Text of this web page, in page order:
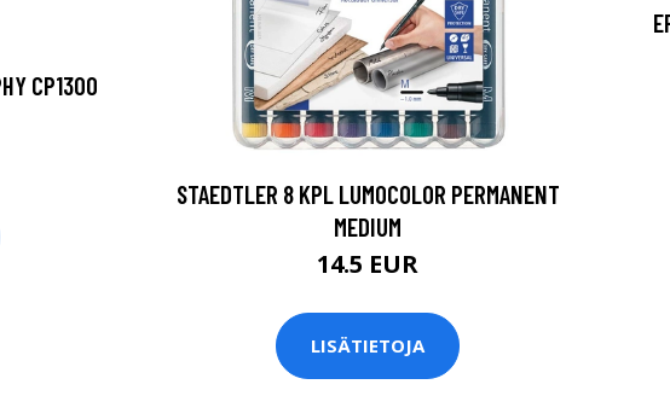
CP1300
STAEDTLER 8 KPL LUMOCOLOR PERMANENT
MEDIUM
14.5 EUR
LISÄTIETOJA